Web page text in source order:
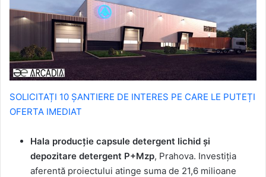
SOLICITAȚI 10 ȘANTIERE DE INTERES PE CARE LE PUTEȚI
OFERTA IMEDIAT
Hala producție capsule detergent lichid și
depozitare detergent P+Mzp, Prahova. Investiția
aferentă proiectului atinge suma de 21,6 milioane